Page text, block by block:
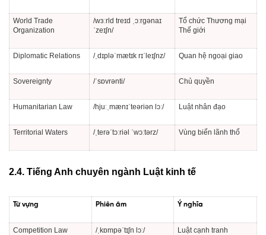
World Trade
Organization
/wɜːrld treɪd ˌɔːrɡənaɪ
ˈzeɪʃn/
Tổ chức Thương mại
Thế giới
Diplomatic Relations /ˌdɪpləˈmætɪk rɪˈleɪʃnz/ Quan hệ ngoại giao
Sovereignty /ˈsɒvrənti/ Chủ quyền
Humanitarian Law /hjuːˌmænɪˈteəriən lɔː/ Luật nhân đạo
Territorial Waters /ˌterəˈtɔːriəl ˈwɔːtərz/ Vùng biển lãnh thổ
2.4. Tiếng Anh chuyên ngành Luật kinh tế
Từ vựng Phiên âm Ý nghĩa
Competition Law /ˌkɒmpəˈtɪʃn lɔː/ Luật cạnh tranh